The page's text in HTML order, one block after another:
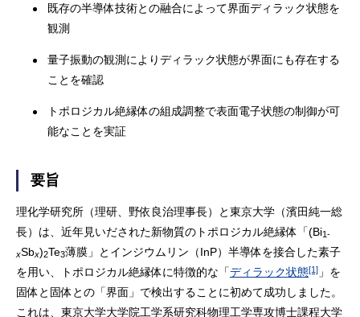
既存の半導体技術との融合によって界面ディラック状態を
観測
量子振動の観測によりディラック状態が界面にも存在する
ことを確認
トポロジカル絶縁体の組成調整で表面電子状態の制御が可
能なことを実証
要旨
理化学研究所（理研、野依良治理事長）と東京大学（濱田純一総
長）は、近年見いだされた新物質のトポロジカル絶縁体「(Bi1-
xSbx)2Te3薄膜」とインジウムリン（InP）半導体を接合した素子
を用い、トポロジカル絶縁体に特徴的な「ディラック状態[1] 」を
固体と固体との「界面」で検出することに初めて成功しました。
これは、東京大学大学院工学系研究科物理工学専攻博士課程大学